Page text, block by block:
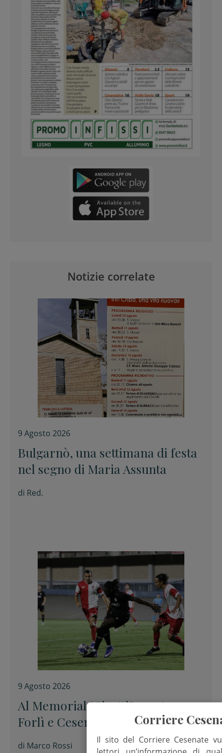
Notizie correlate
9 Agosto 2026
Bulgarnò, una settimana di festa
nel segno di Maria Assunta
di Red.
9 Agosto 2026
Al Memorial “Sirotti” 0-0 tra
Forlì e Cesena
di Marco Rossi
Corriere
Il sito del Corriere Cesenate